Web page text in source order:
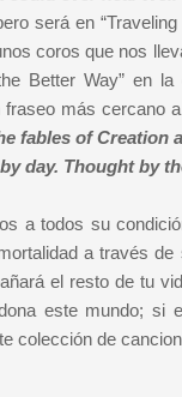
será en
coros que nos
Better Way” en
más cercano
fables of Creation
day. Thought by
a todos su
a través
el resto de tu
este mundo;
colección de